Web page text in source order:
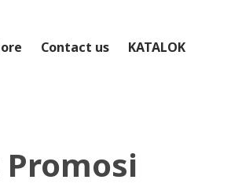
Contact us KATALOK